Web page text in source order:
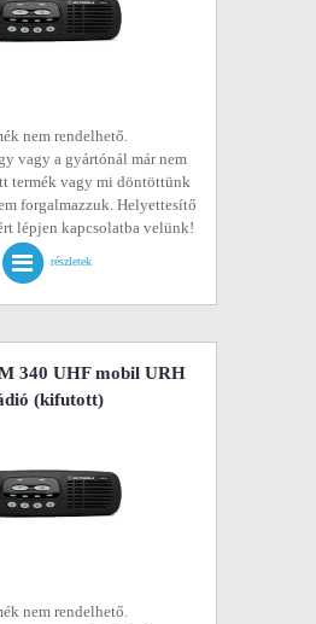
nem rendelhető.
vagy a gyártónál már nem
termék vagy mi döntöttünk
forgalmazzuk. Helyettesítő
lépjen kapcsolatba velünk!
részletek
340 UHF mobil URH
(kifutott)
nem rendelhető.